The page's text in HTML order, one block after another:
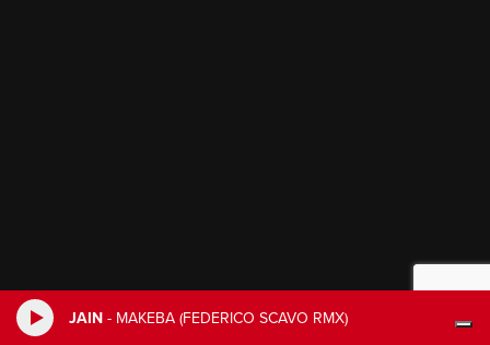
JAIN - MAKEBA (FEDERICO SCAVO RMX)